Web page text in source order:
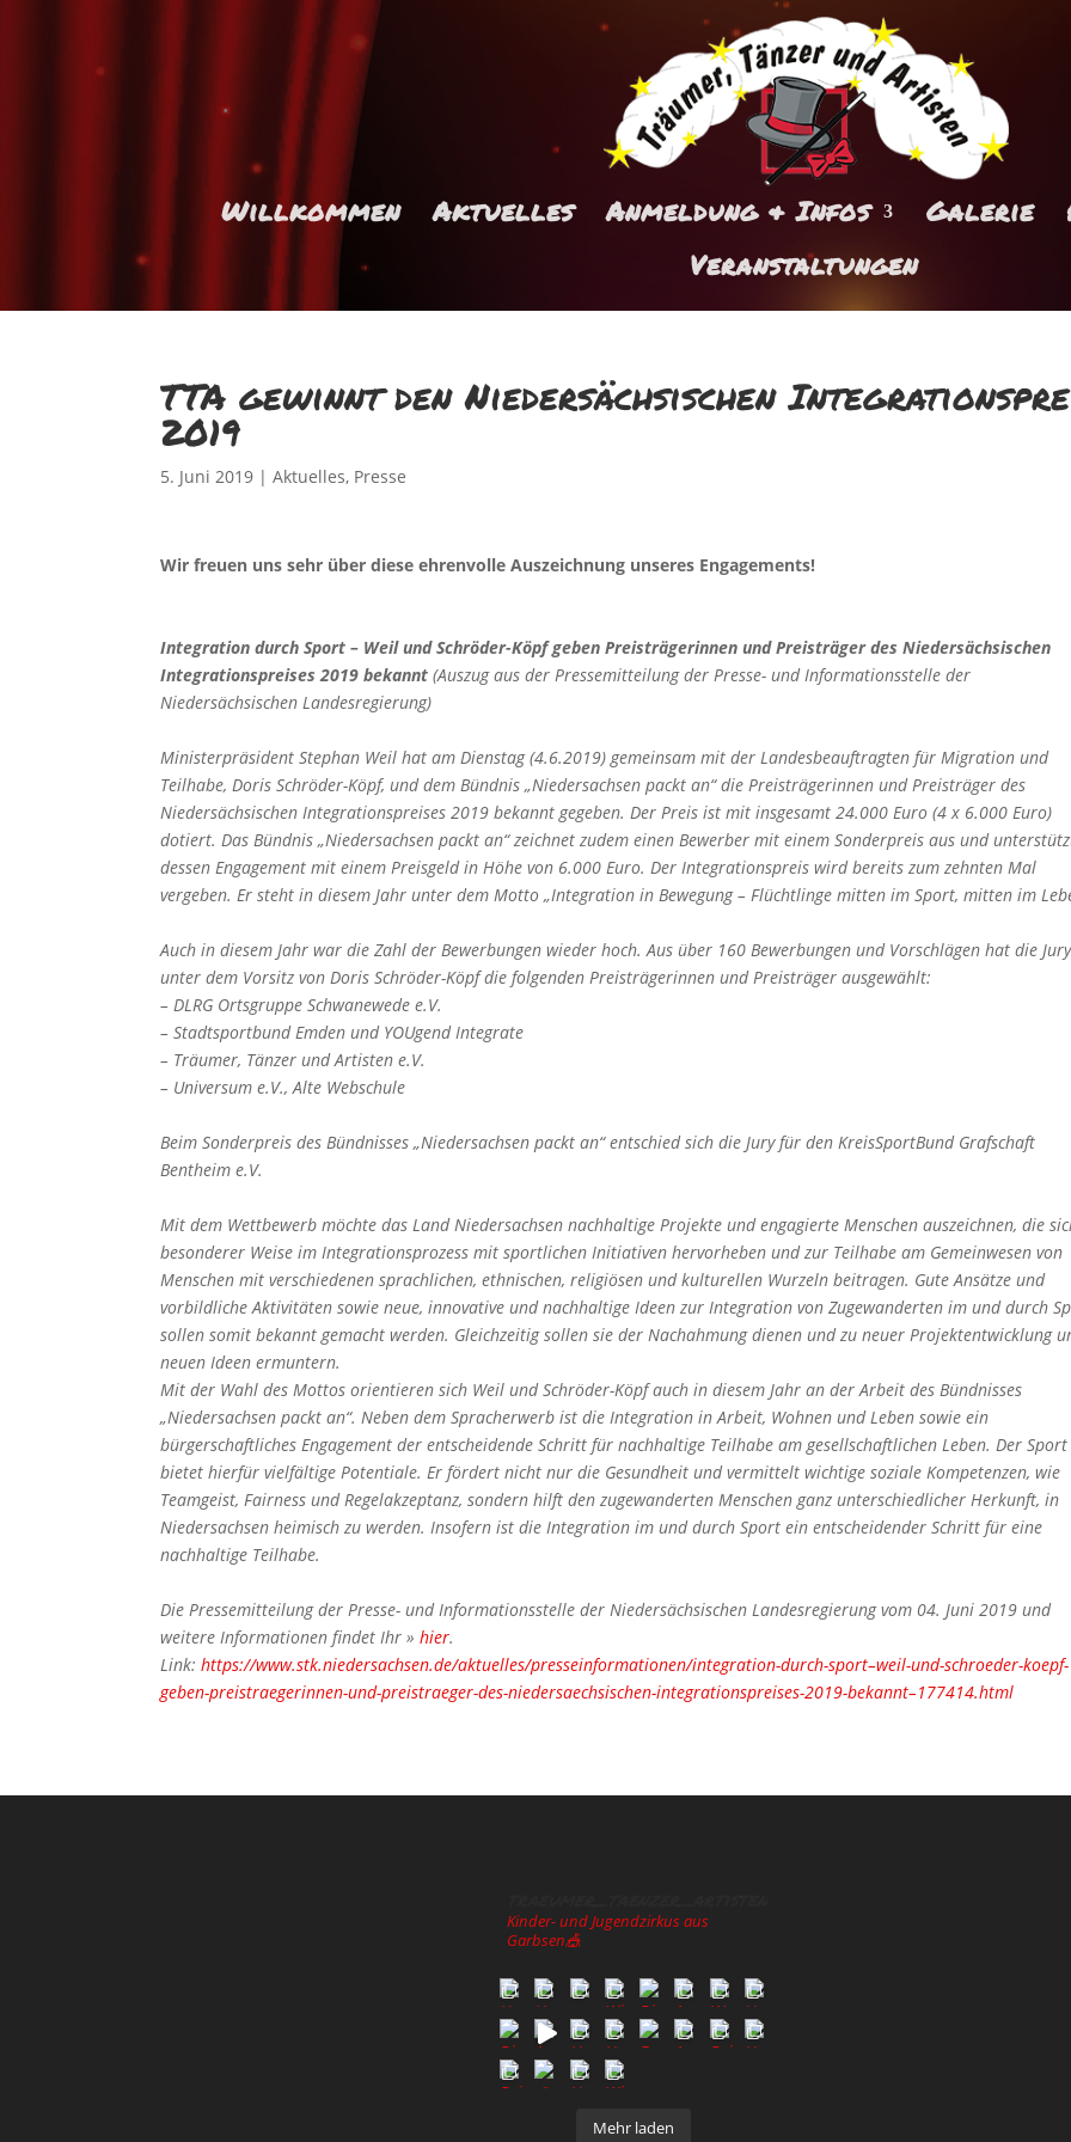
Willkommen Aktuelles Anmeldung & Infos Galerie
Veranstaltungen
TTA gewinnt den Niedersächsischen
2019
5. Juni 2019 |Aktuelles, Presse
Wir freuen uns sehr über diese ehrenvolle Auszeichnung unseres Engagements!
Integration durch Sport – Weil und Schröder-Köpf geben Preisträgerinnen und Preisträger des Niedersächsischen
Integrationspreises 2019 bekannt (Auszug aus der Pressemitteilung der Presse- und Informationsstelle der
Niedersächsischen Landesregierung)
Ministerpräsident Stephan Weil hat am Dienstag (4.6.2019) gemeinsam mit der Landesbeauftragten für Migration und
Teilhabe, Doris Schröder-Köpf, und dem Bündnis „Niedersachsen packt an“ die Preisträgerinnen und Preisträger des
Niedersächsischen Integrationspreises 2019 bekannt gegeben. Der Preis ist mit insgesamt 24.000 Euro (4 x 6.000 Euro)
dotiert. Das Bündnis „Niedersachsen packt an“ zeichnet zudem einen Bewerber mit einem Sonderpreis aus und
dessen Engagement mit einem Preisgeld in Höhe von 6.000 Euro. Der Integrationspreis wird bereits zum zehnten Mal
vergeben. Er steht in diesem Jahr unter dem Motto „Integration in Bewegung – Flüchtlinge mitten im Sport, mitten im
Auch in diesem Jahr war die Zahl der Bewerbungen wieder hoch. Aus über 160 Bewerbungen und Vorschlägen hat die Jury
unter dem Vorsitz von Doris Schröder-Köpf die folgenden Preisträgerinnen und Preisträger ausgewählt:
– DLRG Ortsgruppe Schwanewede e.V.
– Stadtsportbund Emden und YOUgend Integrate
– Träumer, Tänzer und Artisten e.V.
– Universum e.V., Alte Webschule
Beim Sonderpreis des Bündnisses „Niedersachsen packt an“ entschied sich die Jury für den KreisSportBund Grafschaft
Bentheim e.V.
Mit dem Wettbewerb möchte das Land Niedersachsen nachhaltige Projekte und engagierte Menschen auszeichnen, die
besonderer Weise im Integrationsprozess mit sportlichen Initiativen hervorheben und zur Teilhabe am Gemeinwesen von
Menschen mit verschiedenen sprachlichen, ethnischen, religiösen und kulturellen Wurzeln beitragen. Gute Ansätze und
vorbildliche Aktivitäten sowie neue, innovative und nachhaltige Ideen zur Integration von Zugewanderten im und durch
sollen somit bekannt gemacht werden. Gleichzeitig sollen sie der Nachahmung dienen und zu neuer Projektentwicklung
neuen Ideen ermuntern.
Mit der Wahl des Mottos orientieren sich Weil und Schröder-Köpf auch in diesem Jahr an der Arbeit des Bündnisses
„Niedersachsen packt an“. Neben dem Spracherwerb ist die Integration in Arbeit, Wohnen und Leben sowie ein
bürgerschaftliches Engagement der entscheidende Schritt für nachhaltige Teilhabe am gesellschaftlichen Leben. Der Sport
bietet hierfür vielfältige Potentiale. Er fördert nicht nur die Gesundheit und vermittelt wichtige soziale Kompetenzen, wie
Teamgeist, Fairness und Regelakzeptanz, sondern hilft den zugewanderten Menschen ganz unterschiedlicher Herkunft, in
Niedersachsen heimisch zu werden. Insofern ist die Integration im und durch Sport ein entscheidender Schritt für eine
nachhaltige Teilhabe.
Die Pressemitteilung der Presse- und Informationsstelle der Niedersächsischen Landesregierung vom 04. Juni 2019 und
weitere Informationen findet Ihr »hier.
Link:https://www.stk.niedersachsen.de/aktuelles/presseinformationen/integration-durch-sport–weil-und-schroeder-koepf-
geben-preistraegerinnen-und-preistraeger-des-niedersaechsischen-integrationspreises-2019-bekannt–177414.html
Kinder- und Jugendzirkus aus
Garbsen🎪
Mehr laden